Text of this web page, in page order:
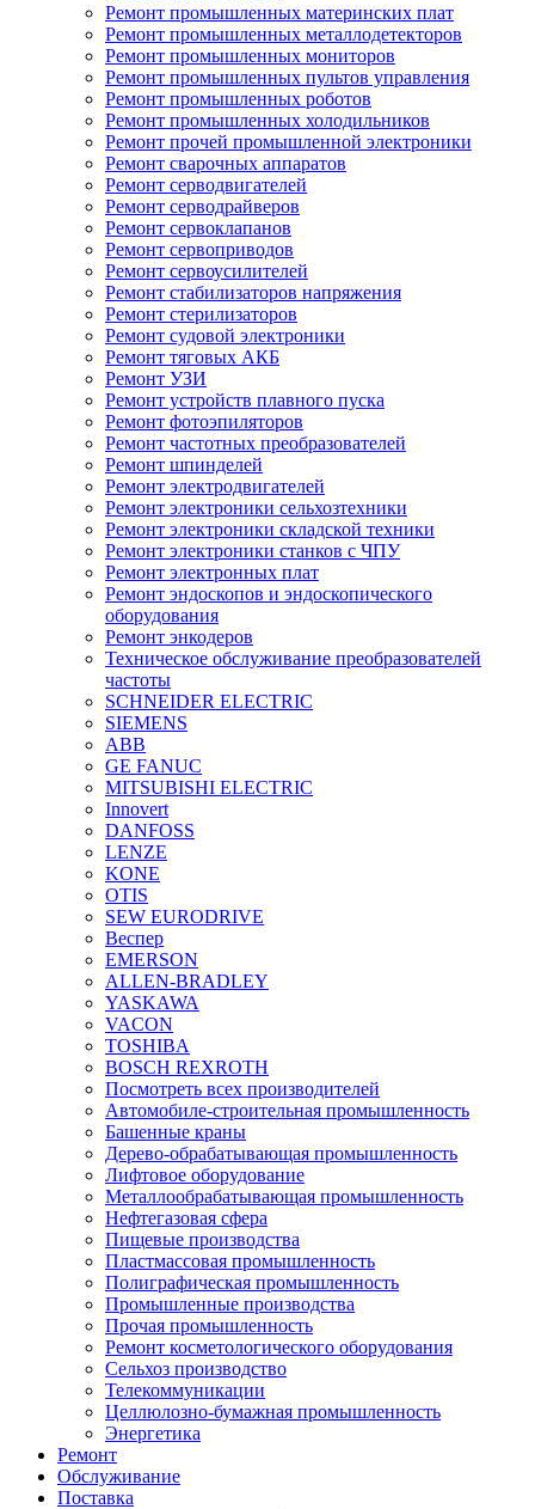
Ремонт промышленных материнских плат
Ремонт промышленных металлодетекторов
Ремонт промышленных мониторов
Ремонт промышленных пультов управления
Ремонт промышленных роботов
Ремонт промышленных холодильников
Ремонт прочей промышленной электроники
Ремонт сварочных аппаратов
Ремонт серводвигателей
Ремонт серводрайверов
Ремонт сервоклапанов
Ремонт сервоприводов
Ремонт сервоусилителей
Ремонт стабилизаторов напряжения
Ремонт стерилизаторов
Ремонт судовой электроники
Ремонт тяговых АКБ
Ремонт УЗИ
Ремонт устройств плавного пуска
Ремонт фотоэпиляторов
Ремонт частотных преобразователей
Ремонт шпинделей
Ремонт электродвигателей
Ремонт электроники сельхозтехники
Ремонт электроники складской техники
Ремонт электроники станков с ЧПУ
Ремонт электронных плат
Ремонт эндоскопов и эндоскопического
оборудования
Ремонт энкодеров
Техническое обслуживание преобразователей
частоты
SCHNEIDER ELECTRIC
SIEMENS
ABB
GE FANUC
MITSUBISHI ELECTRIC
Innovert
DANFOSS
LENZE
KONE
OTIS
SEW EURODRIVE
Веспер
EMERSON
ALLEN-BRADLEY
YASKAWA
VACON
TOSHIBA
BOSCH REXROTH
Посмотреть всех производителей
Автомобиле-строительная промышленность
Башенные краны
Дерево-обрабатывающая промышленность
Лифтовое оборудование
Металлообрабатывающая промышленность
Нефтегазовая сфера
Пищевые производства
Пластмассовая промышленность
Полиграфическая промышленность
Промышленные производства
Прочая промышленность
Ремонт косметологического оборудования
Сельхоз производство
Телекоммуникации
Целлюлозно-бумажная промышленность
Энергетика
Ремонт
Обслуживание
Поставка